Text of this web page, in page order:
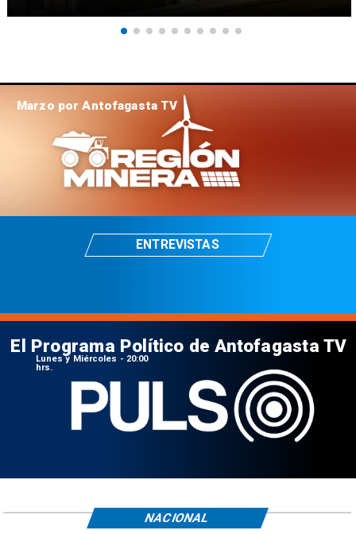
Marzo por Antofagasta TV
ENTREVISTAS
El Programa Político de Antofagasta TV
Lunes y Miércoles - 20:00
hrs.
NACIONAL